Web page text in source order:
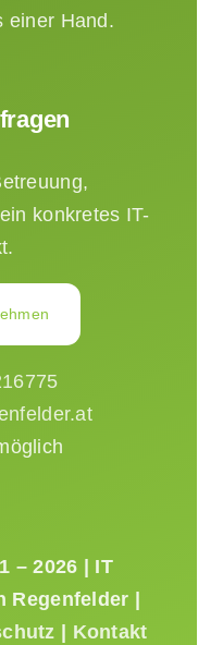
einer Hand.
konkretes IT-
– 2026 | IT
Regenfelder |
| Kontakt